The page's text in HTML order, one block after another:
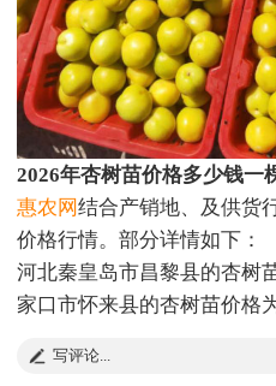
2026年杏树苗价格多少钱一
惠农网结合产销地、及供货
价格行情。部分详情如下：
河北秦皇岛市昌黎县的杏树
家口市怀来县的杏树苗价格
格为13.7元/株；辽宁营口
写评论...